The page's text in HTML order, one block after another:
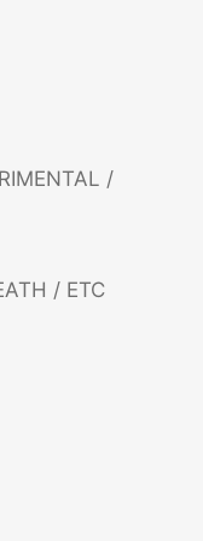
/
/ ETC